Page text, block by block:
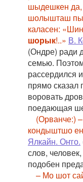
шыдешкен
шолышташ
каласен:
шорык!..» В.
(Ондре) ради
семью.
рассердился
прямо сказал
воровать
поедающая
(Орванче:)
кондыштшо
Ялкайн. Оҥго.
слов,
подобен
– Мо шот